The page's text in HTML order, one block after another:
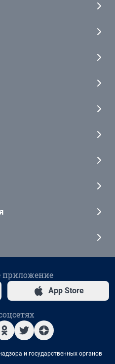
приложение
App Store
и государственных органов